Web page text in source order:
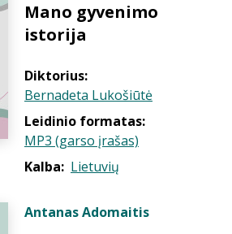
Mano gyvenimo
istorija
Diktorius:
Bernadeta Lukošiūtė
Leidinio formatas:
MP3 (garso įrašas)
Kalba: Lietuvių
Antanas Adomaitis